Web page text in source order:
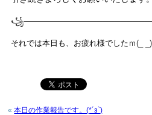
꧁────────────
それでは本日も、お疲れ様でした ｍ(_
«本日の作業報告です。(*´з`)